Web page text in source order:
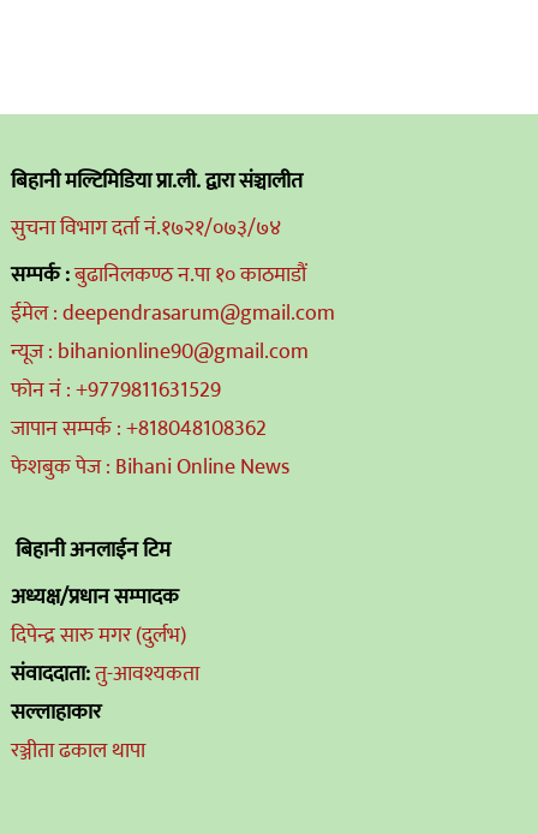
बिहानी मल्टिमिडिया प्रा.ली. द्वारा संञ्चालीत
सुचना विभाग दर्ता नं.१७२१/०७३/७४
सम्पर्क :बुढानिलकण्ठ न.पा १० काठमाडौं
ईमेल : deependrasarum@gmail.com
न्यूज : bihanionline90@gmail.com
फोन नं : +9779811631529
जापान सम्पर्क : +818048108362
फेशबुक पेज : Bihani Online News
बिहानी अनलाईन टिम
अध्यक्ष/प्रधान सम्पादक
दिपेन्द्र सारु मगर (दुर्लभ)
संवाददाता:तु-आवश्यकता
सल्लाहाकार
रञ्जीता ढकाल थापा